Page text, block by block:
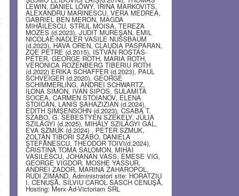
LEWIN, DANIEL LŐWY, IRINA MARKOVITS,
ALEXANDRU MARINESCU, VERA MEDREA,
GABRIEL BEN MERON, MAGDA
MIHĂILESCU, STRUL MOISA, TEREZA
MOZES (d.2023), JUDIT MUREŞAN, EMIL
NICOLAE-NADLER VASILE NUSSBAUM
(d.2023), HAVA OREN, CLAUDIA PASPARAN,
ZOE PETRE (d.2015), ISTVÁN ROSTÁS-
PÉTER, GEORGE ROTH, MARIA ROTH,
VERONICA ROZENBERG TIBERIU ROTH
(d.2022) ERIKA SCHAFFER (d.2023), PAUL
SCHVEIGER (d.2020), GEORGE
SCHIMMERLING, ANDREI SCHWARTZ,
ILONA SIMON, IVAN SIPOS, SULAMITA
SOCEA, CARMEN STOIANOV, ELENA
STOICAN, LANIS ŞAHAZIZIAN (d.2024),
EDITH ŞIMŞENSOHN (d.2023), CSABA T.
SZABO, G. SEBESTYEN SZEKELY, JÚLIA
SZILÁGYI (d.2025), MIHÁLY SZILÁGYI GÁL,
EVA SZMUK (d.2024) , PETER SZMUK,
ZOLTÁN TIBORI SZABO, DANIELA
ŞTEFĂNESCU, THEODOR TOIVI(d.2024),
CRISTINA TOMA SALOMON, MIHAI
VASILESCU, JOHANAN VASS, EMESE VIG,
GEORGE VIGDOR, MOSHE YASSUR,
ANDREI ZADOR, MARINA ZAHAROPOL,
RUDI ZIMAND, Administratori site: HORATZIU
I. CENUŞĂ, SILVIU CAROL SASCH CENUŞĂ,
Hosting: Merx-Ad-Victoriam SRL